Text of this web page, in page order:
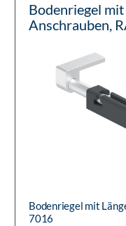
Bodenriegel
Anschrauben,
Bodenriegel mit
7016